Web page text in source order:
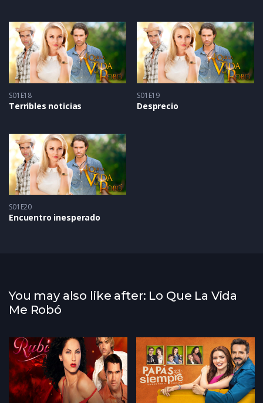
S01E18
Terribles noticias
S01E19
Desprecio
S01E20
Encuentro inesperado
You may also like after: Lo Que La Vida
Me Robó